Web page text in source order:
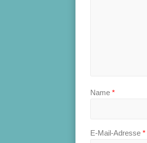
Name *
E-Mail-Adresse *